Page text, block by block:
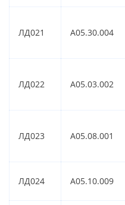
ЛД021 A05.30.004
ЛД022 A05.03.002
ЛД023 A05.08.001
ЛД024 A05.10.009